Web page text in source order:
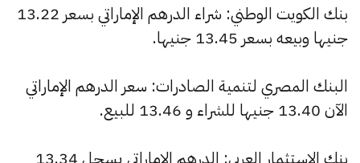
بنك الكويت الوطني: شراء الدرهم الإماراتي بسعر 13.22
جنيها وبيعه بسعر 13.45 جنيها.
البنك المصري لتنمية الصادرات: سعر الدرهم الإماراتي
الآن 13.40 جنيها للشراء و 13.46 للبيع.
بنك الاستثمار العربي: الدرهم الإماراتي يسجل 13.34